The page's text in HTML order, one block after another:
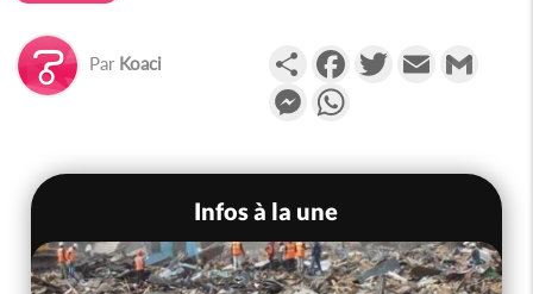
Par Koaci PartagerFacebookTwitterEmail
Messenger
Infos à la une